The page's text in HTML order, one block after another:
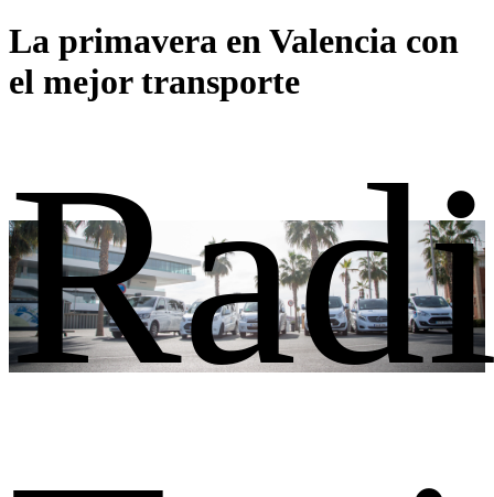
La primavera en Valencia con
el mejor transporte